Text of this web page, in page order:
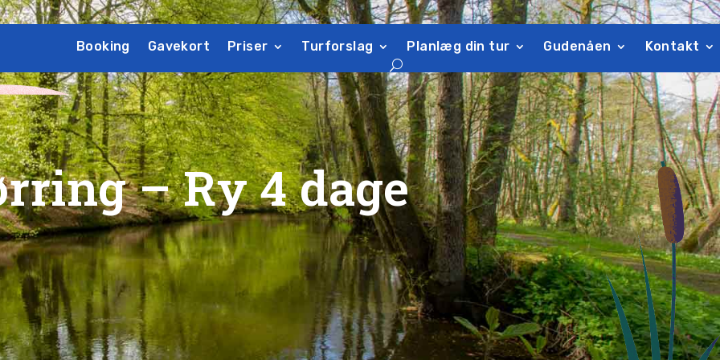
Booking Gavekort Priser Turforslag Planlæg din tur Gudenåen Kontakt
– Ry4 dage